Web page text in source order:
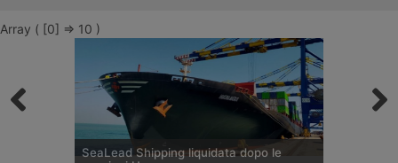
Array ( [0] => 10 )
SeaLead Shipping liquidata dopo le